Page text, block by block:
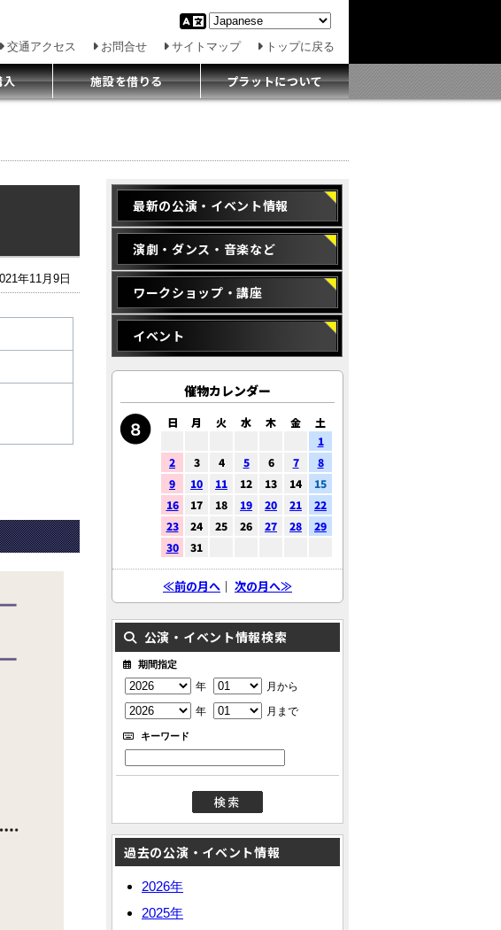
交通アクセス お問合せ サイトマップ トップに戻る
入 施設を借りる プラットについて
年11月9日
最新の公演・イベント情報
演劇・ダンス・音楽など
ワークショップ・講座
イベント
催物カレンダー
日 月 火 水 木 金
土
1
2
3 4 5 6 7
8
9
10 11 12 13 14
15
16
17 18 19 20 21
22
23
24 25 26 27 28
29
30
31
≪前の月へ ｜ 次の月へ≫
公演・イベント情報検索
期間指定
年
月から
年
月まで
キーワード
過去の公演・イベント情報
2026年
2025年